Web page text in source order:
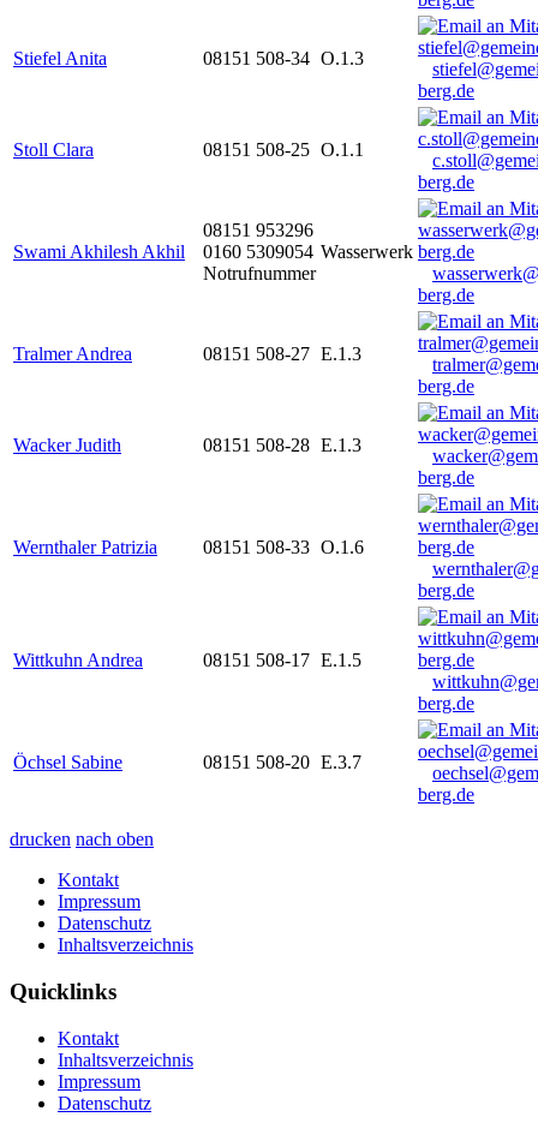
Stiefel Anita 08151 508-34 O.1.3
berg.de
Stoll Clara 08151 508-25 O.1.1
berg.de
Swami Akhilesh Akhil
08151 953296
0160 5309054
Notrufnummer
Wasserwerk
berg.de
Tralmer Andrea 08151 508-27 E.1.3
berg.de
Wacker Judith 08151 508-28 E.1.3
berg.de
Wernthaler Patrizia 08151 508-33 O.1.6
berg.de
Wittkuhn Andrea 08151 508-17 E.1.5
berg.de
Öchsel Sabine 08151 508-20 E.3.7
berg.de
drucken nach oben
Kontakt
Impressum
Datenschutz
Inhaltsverzeichnis
Quicklinks
Kontakt
Inhaltsverzeichnis
Impressum
Datenschutz